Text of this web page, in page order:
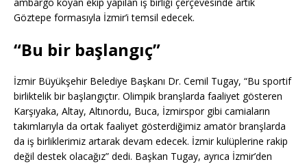
Göztepe formasıyla İzmir’i temsil edecek.
“Bu bir başlangıç”
İzmir Büyükşehir Belediye Başkanı Dr. Cemil Tugay, “Bu sportif
birliktelik bir başlangıçtır. Olimpik branşlarda faaliyet gösteren
Karşıyaka, Altay, Altınordu, Buca, İzmirspor gibi camiaların
takımlarıyla da ortak faaliyet gösterdiğimiz amatör branşlarda
da iş birliklerimiz artarak devam edecek. İzmir kulüplerine rakip
değil destek olacağız” dedi. Başkan Tugay, ayrıca İzmir’den